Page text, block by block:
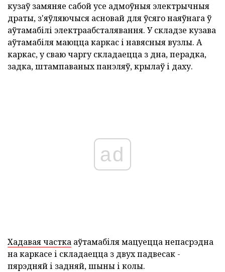
кузаў замяняе сабой усе адмоўныя электрычныя
драты, з'яўляючыся асновай для ўсяго наяўнага ў
аўтамабілі электраабсталявання. У складзе кузава
аўтамабіля маюцца каркас і навясныя вузлы. А
каркас, у сваю чаргу складаецца з дна, перадка,
задка, штампаваных панэляў, крылаў і даху.
ad
Хадавая частка аўтамабіля мацуецца непасрэдна
на каркасе і складаецца з двух падвесак -
пярэдняй і задняй, шыны і колы.